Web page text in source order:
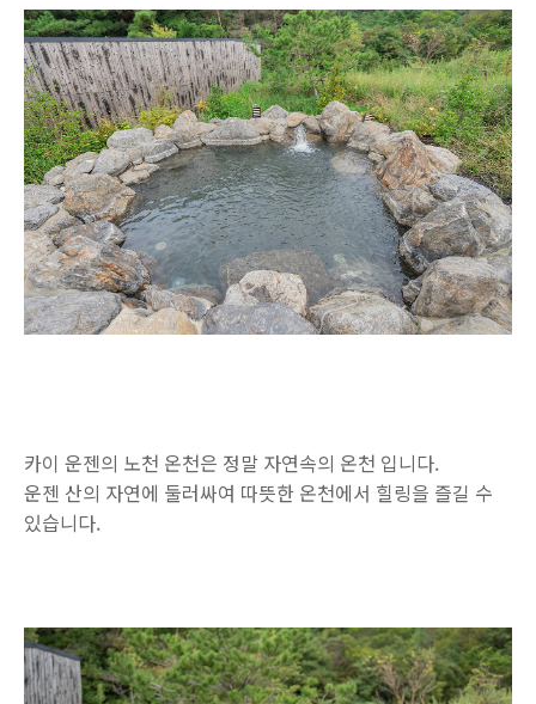
카이 운젠의 노천 온천은 정말 자연속의 온천 입니다.
운젠 산의 자연에 둘러싸여 따뜻한 온천에서 힐링을 즐길 수
있습니다.